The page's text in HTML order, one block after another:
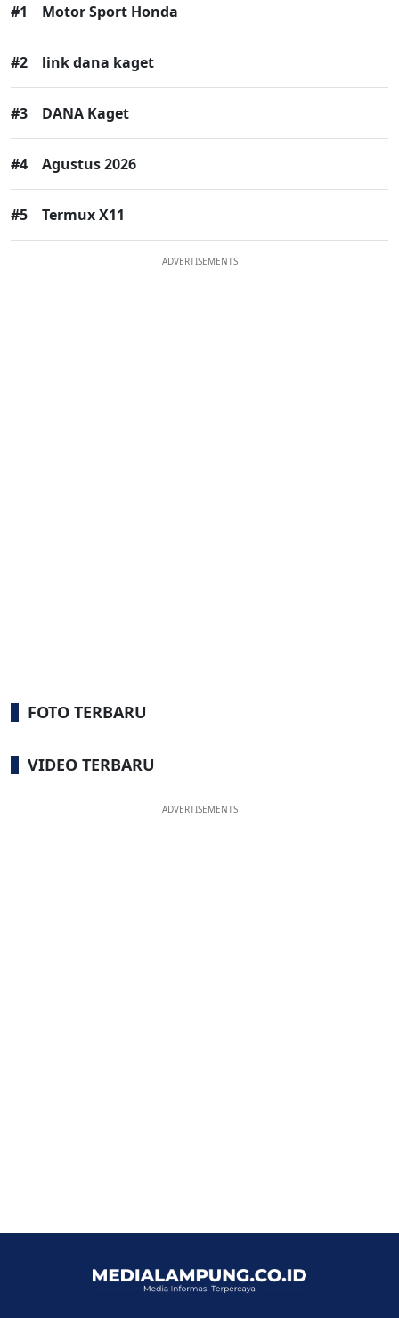
#1 Motor Sport Honda
#2 link dana kaget
#3 DANA Kaget
#4 Agustus 2026
#5 Termux X11
ADVERTISEMENTS
FOTO TERBARU
VIDEO TERBARU
ADVERTISEMENTS